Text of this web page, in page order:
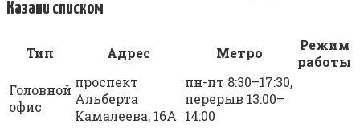
Казани списком
Тип Адрес Метро
Режим
работы
Головной
офис
проспект
Альберта
Камалеева, 16А
пн-пт 8:30–17:30,
перерыв 13:00–
14:00